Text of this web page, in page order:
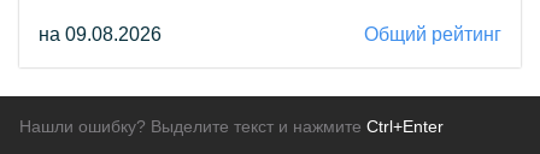
на 09.08.2026 Общий рейтинг
Нашли ошибку? Выделите текст и нажмите Ctrl+Enter